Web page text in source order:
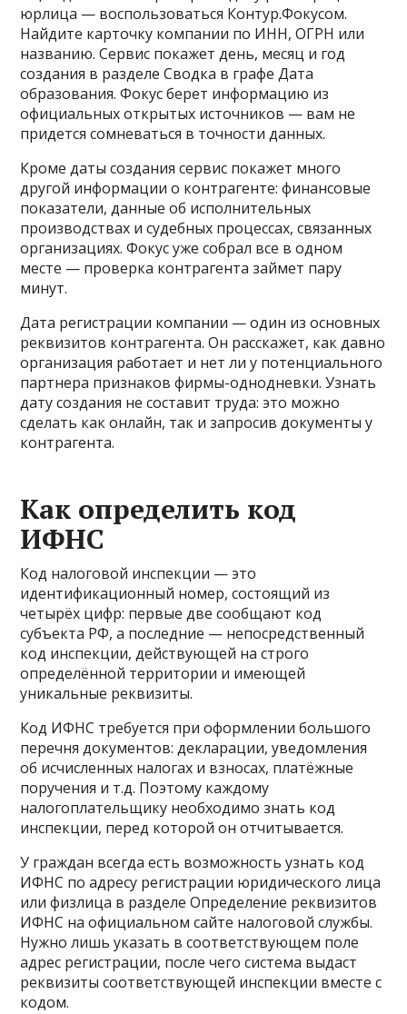
юрлица — воспользоваться Контур.Фокусом.
Найдите карточку компании по ИНН, ОГРН или
названию. Сервис покажет день, месяц и год
создания в разделе Сводка в графе Дата
образования. Фокус берет информацию из
официальных открытых источников — вам не
придется сомневаться в точности данных.
Кроме даты создания сервис покажет много
другой информации о контрагенте: финансовые
показатели, данные об исполнительных
производствах и судебных процессах, связанных
организациях. Фокус уже собрал все в одном
месте — проверка контрагента займет пару
минут.
Дата регистрации компании — один из основных
реквизитов контрагента. Он расскажет, как давно
организация работает и нет ли у потенциального
партнера признаков фирмы-однодневки. Узнать
дату создания не составит труда: это можно
сделать как онлайн, так и запросив документы у
контрагента.
Как определить код
ИФНС
Код налоговой инспекции — это
идентификационный номер, состоящий из
четырёх цифр: первые две сообщают код
субъекта РФ, а последние — непосредственный
код инспекции, действующей на строго
определённой территории и имеющей
уникальные реквизиты.
Код ИФНС требуется при оформлении большого
перечня документов: декларации, уведомления
об исчисленных налогах и взносах, платёжные
поручения и т.д. Поэтому каждому
налогоплательщику необходимо знать код
инспекции, перед которой он отчитывается.
У граждан всегда есть возможность узнать код
ИФНС по адресу регистрации юридического лица
или физлица в разделе Определение реквизитов
ИФНС на официальном сайте налоговой службы.
Нужно лишь указать в соответствующем поле
адрес регистрации, после чего система выдаст
реквизиты соответствующей инспекции вместе с
кодом.